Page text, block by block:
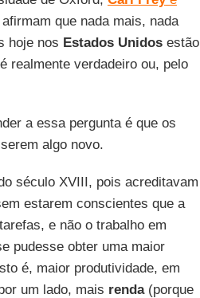
que nada mais, nada
hoje nos Estados Unidosestão
realmente verdadeiro ou, pelo
a essa pergunta é que os
algo novo.
século XVIII, pois acreditavam
estarem conscientes que a
e não o trabalho em
pudesse obter uma maior
é, maior produtividade, em
um lado, mais renda(porque